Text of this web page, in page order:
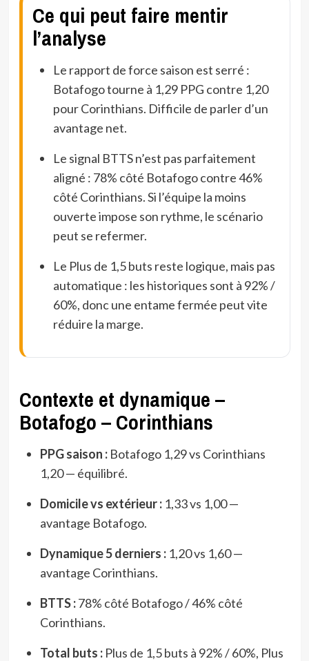
Ce qui peut faire mentir
l’analyse
Le rapport de force saison est serré :
Botafogo tourne à 1,29 PPG contre 1,20
pour Corinthians. Difficile de parler d’un
avantage net.
Le signal BTTS n’est pas parfaitement
aligné : 78% côté Botafogo contre 46%
côté Corinthians. Si l’équipe la moins
ouverte impose son rythme, le scénario
peut se refermer.
Le Plus de 1,5 buts reste logique, mais pas
automatique : les historiques sont à 92% /
60%, donc une entame fermée peut vite
réduire la marge.
Contexte et dynamique –
Botafogo – Corinthians
PPG saison :Botafogo 1,29 vs Corinthians
1,20 — équilibré.
Domicile vs extérieur :1,33 vs 1,00 —
avantage Botafogo.
Dynamique 5 derniers :1,20 vs 1,60 —
avantage Corinthians.
BTTS :78% côté Botafogo / 46% côté
Corinthians.
Total buts :Plus de 1,5 buts à 92% / 60%, Plus